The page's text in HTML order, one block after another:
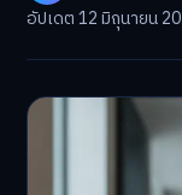
อัปเดต 12 มิถุนายน